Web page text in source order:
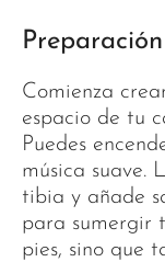
Comienza
espacio de tu
Puedes
música suave.
tibia y añade
para sumergir
pies, sino que